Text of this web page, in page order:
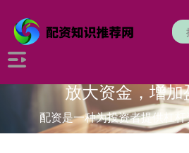
放大资金，增
配资是一种为投资者提供杠